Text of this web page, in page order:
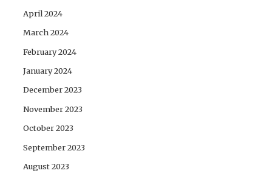
April 2024
March 2024
February 2024
January 2024
December 2023
November 2023
October 2023
September 2023
August 2023